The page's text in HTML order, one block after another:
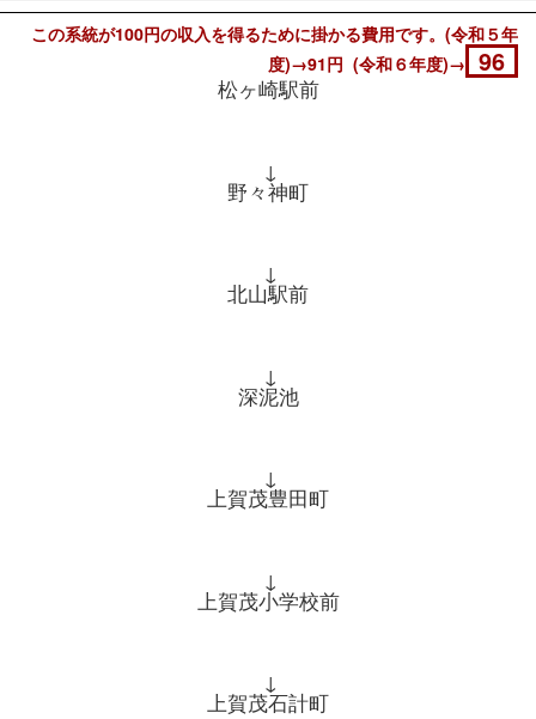
この系統が100円の収入を得るために掛かる費用です。(令和５年
度)→91円 (令和６年度)→ 96
松ヶ崎駅前
↓
野々神町
↓
北山駅前
↓
深泥池
↓
上賀茂豊田町
↓
上賀茂小学校前
↓
上賀茂石計町